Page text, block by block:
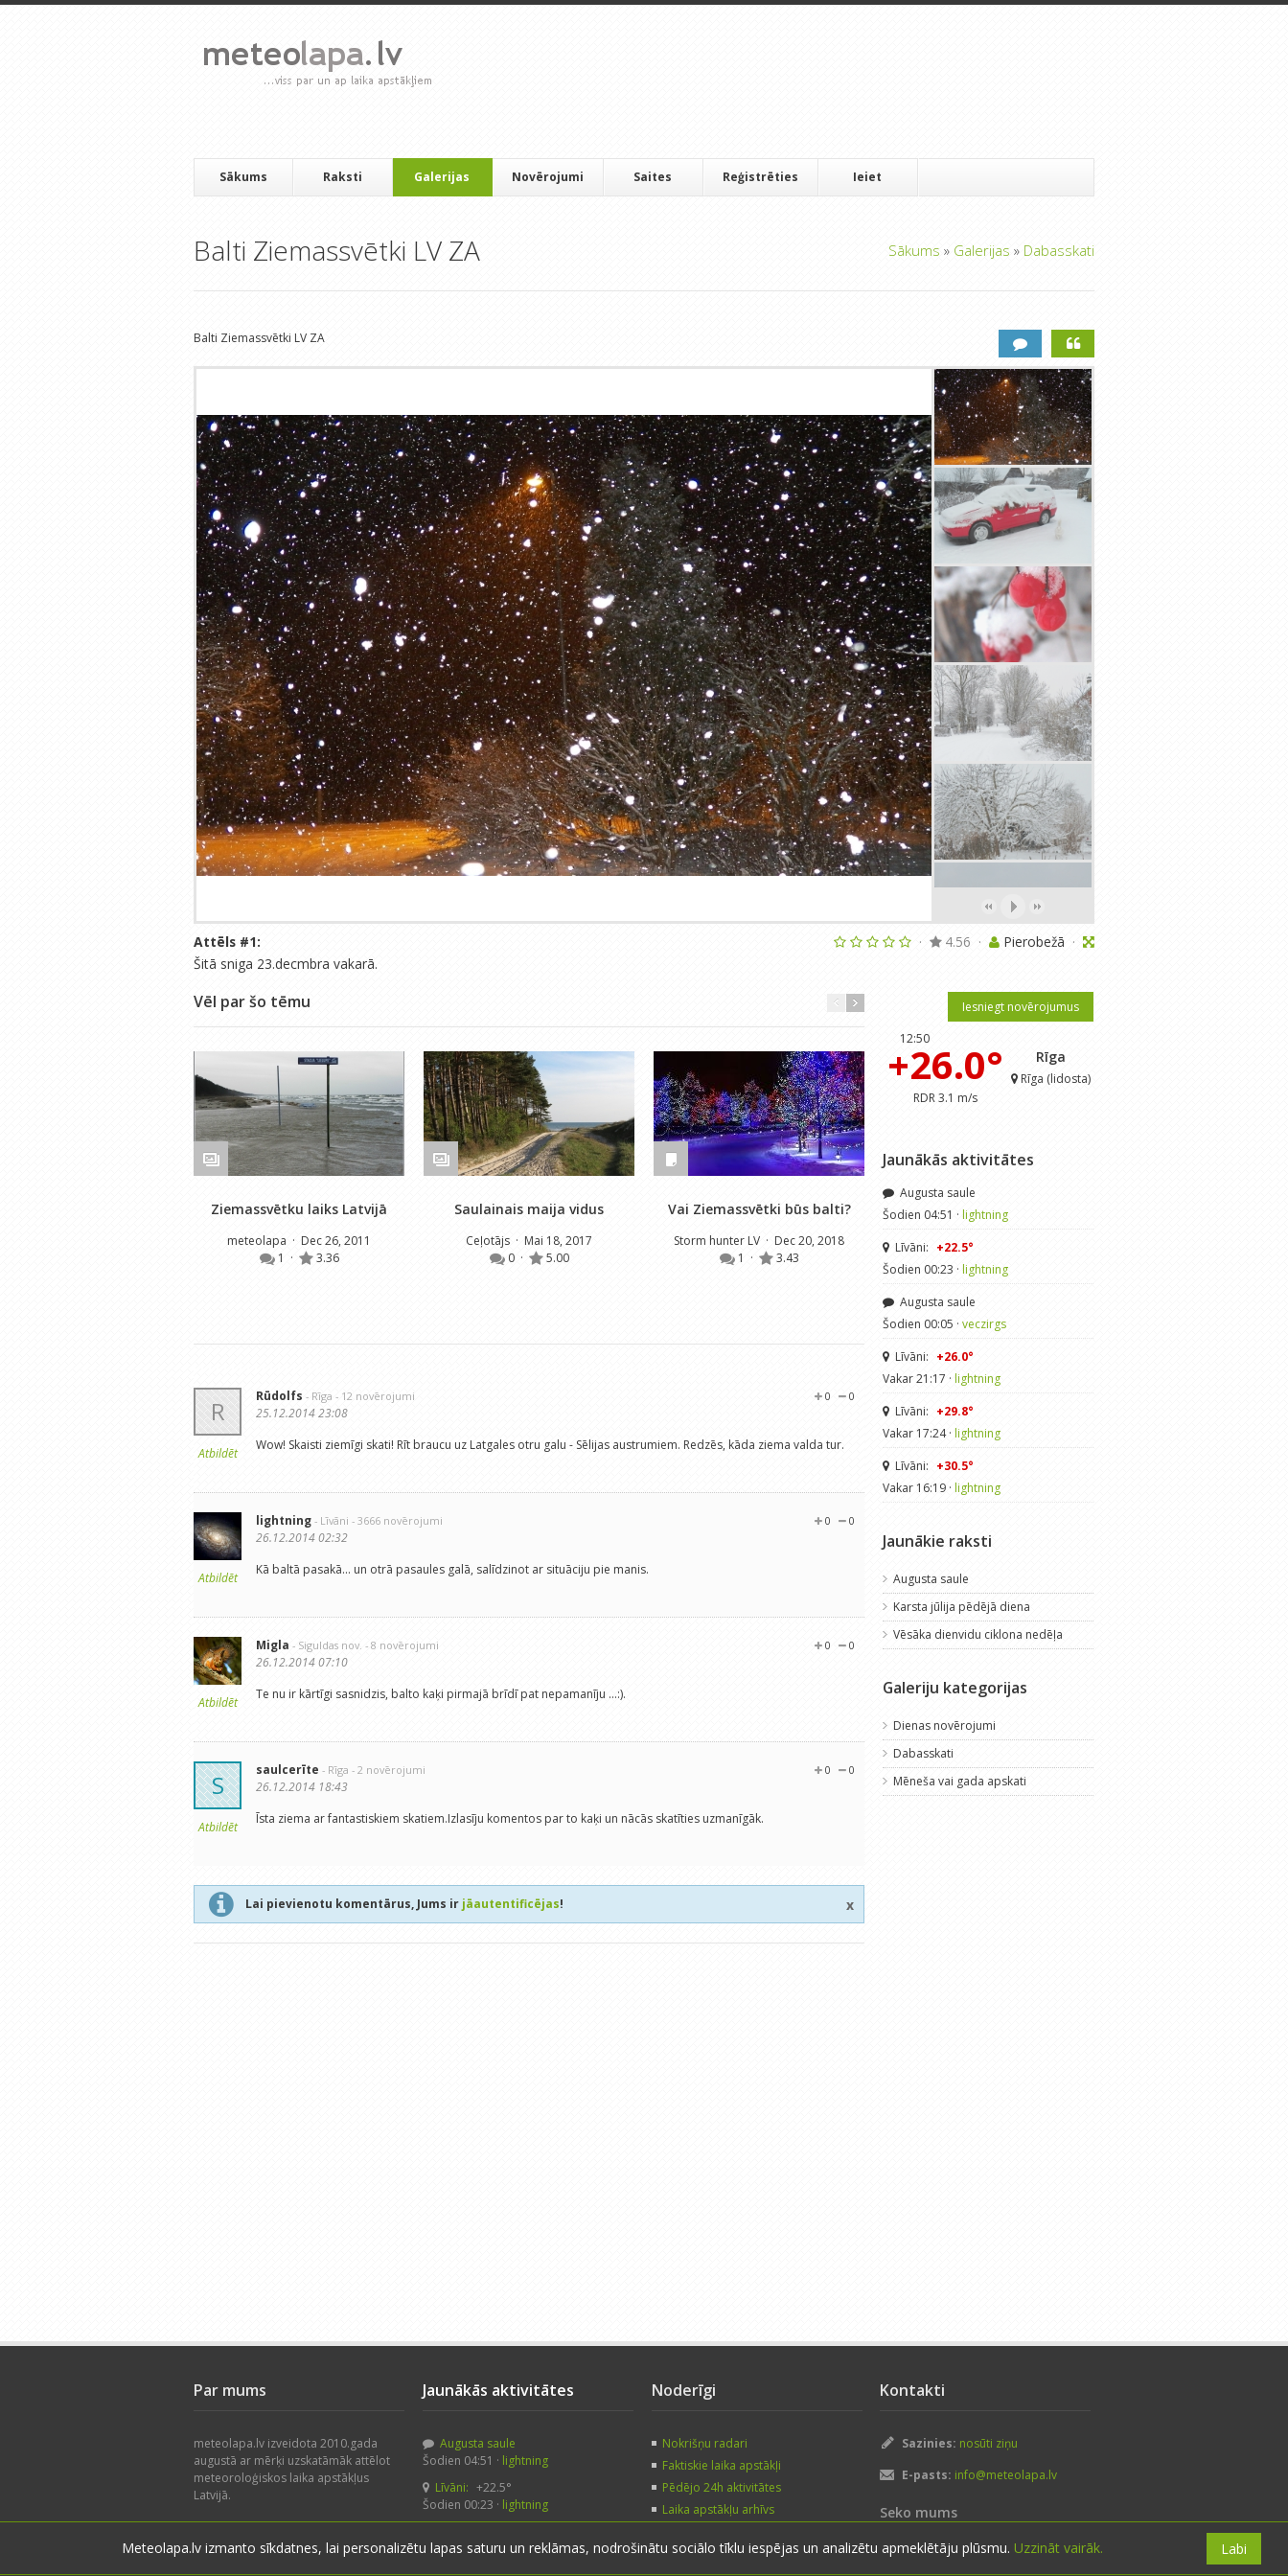
Sākums Raksti Galerijas Novērojumi Saites Reģistrēties Ieiet
Balti Ziemassvētki LV ZA Sākums » Galerijas » Dabasskati
Balti Ziemassvētki LV ZA
· 4.56 · Pierobežā ·
Attēls #1:
Šitā sniga 23.decmbra vakarā.
Vēl par šo tēmu
Ziemassvētku laiks Latvijā
meteolapa · Dec 26, 2011
1 · 3.36
Saulainais maija vidus
Ceļotājs · Mai 18, 2017
0 · 5.00
Vai Ziemassvētki būs balti?
Storm hunter LV · Dec 20, 2018
1 · 3.43
Ziemassvētkos gaidām ziemu
meteolapa
R
Atbildēt
Rūdolfs - Rīga - 12 novērojumi 0
0
25.12.2014 23:08
Wow! Skaisti ziemīgi skati! Rīt braucu uz Latgales otru galu - Sēlijas austrumiem. Redzēs, kāda ziema valda tur.
Atbildēt
lightning - Līvāni - 3666 novērojumi 0
0
26.12.2014 02:32
Kā baltā pasakā... un otrā pasaules galā, salīdzinot ar situāciju pie manis.
Atbildēt
Migla - Siguldas nov. - 8 novērojumi 0
0
26.12.2014 07:10
Te nu ir kārtīgi sasnidzis, balto kaķi pirmajā brīdī pat nepamanīju ...:).
S
Atbildēt
saulcerīte - Rīga - 2 novērojumi 0
0
26.12.2014 18:43
Īsta ziema ar fantastiskiem skatiem.Izlasīju komentos par to kaķi un nācās skatīties uzmanīgāk.
Lai pievienotu komentārus, Jums ir jāautentificējas! x
Iesniegt novērojumus
12:50
+26.0°
RDR 3.1 m/s
Rīga
Rīga (lidosta)
Jaunākās aktivitātes
Augusta saule
Šodien 04:51 · lightning
Līvāni: +22.5°
Šodien 00:23 · lightning
Augusta saule
Šodien 00:05 · veczirgs
Līvāni: +26.0°
Vakar 21:17 · lightning
Līvāni: +29.8°
Vakar 17:24 · lightning
Līvāni: +30.5°
Vakar 16:19 · lightning
Jaunākie raksti
Augusta saule
Karsta jūlija pēdējā diena
Vēsāka dienvidu ciklona nedēļa
Galeriju kategorijas
Dienas novērojumi
Dabasskati
Mēneša vai gada apskati
Par mums
meteolapa.lv izveidota 2010.gada
augustā ar mērķi uzskatāmāk attēlot
meteoroloģiskos laika apstākļus
Latvijā.
laika apstākļu karti, datu arhīvu un
Jaunākās aktivitātes
Augusta saule
Šodien 04:51 · lightning
Līvāni: +22.5°
Šodien 00:23 · lightning
Šodien 00:05 ·veczirgs
Noderīgi
Nokrišņu radari
Faktiskie laika apstākļi
Pēdējo 24h aktivitātes
Laika apstākļu arhīvs
Kontakti
Sazinies: nosūti ziņu
E-pasts: info@meteolapa.lv
Seko mums
Labi
Meteolapa.lv izmanto sīkdatnes, lai personalizētu lapas saturu un reklāmas, nodrošinātu sociālo tīklu iespējas un analizētu apmeklētāju plūsmu. Uzzināt vairāk.